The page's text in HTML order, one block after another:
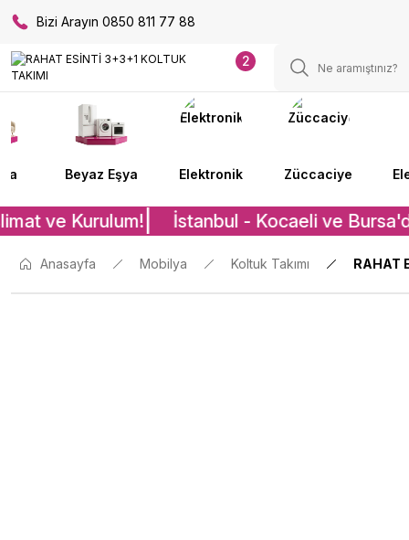
Bizi Arayın 0850 811 77 88
2
Beyaz Eşya Elektronik Züccaciye
ve Kurulum! İstanbul - Kocaeli ve
Anasayfa Mobilya Koltuk Takımı RAHAT